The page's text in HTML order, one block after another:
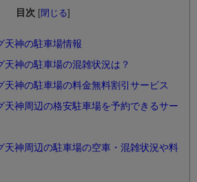
目次 [閉じる]
天神の駐車場情報
天神の駐車場の混雑状況は？
天神の駐車場の料金無料割引サービス
天神周辺の格安駐車場を予約できるサー
天神周辺の駐車場の空車・混雑状況や料